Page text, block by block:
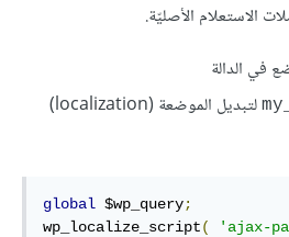
الاستعلام الأصليّة.
في الدالة
لتبديل الموضعة (localization)
global $wp_query;
wp_localize_script( 'ajax-